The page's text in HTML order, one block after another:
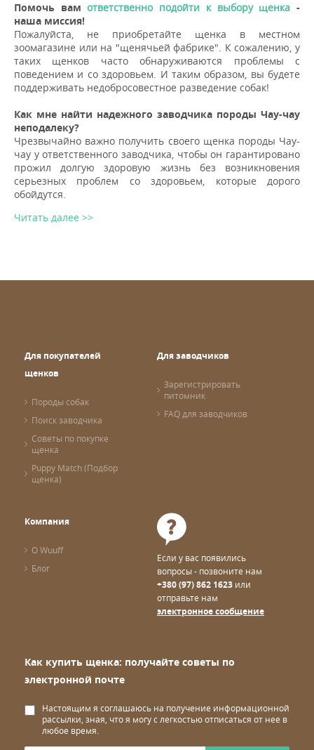
Помочь вамответственно подойти к выбору щенка -
наша миссия!
Пожалуйста, не приобретайте щенка в местном
зоомагазине или на "щенячьей фабрике". К сожалению, у
таких щенков часто обнаруживаются проблемы с
поведением и со здоровьем. И таким образом, вы будете
поддерживать недобросовестное разведение собак!
Как мне найти надежного заводчика породы Чау-чау
неподалеку?
Чрезвычайно важно получить своего щенка породы Чау-
чау у ответственного заводчика, чтобы он гарантировано
прожил долгую здоровую жизнь без возникновения
серьезных проблем со здоровьем, которые дорого
обойдутся.
Читать далее >>
Для покупателей
щенков
Породы собак
Поиск заводчика
Советы по покупке
щенка
Puppy Match (Подбор
щенка)
Для заводчиков
Зарегистрировать
питомник
FAQ для заводчиков
Компания
О Wuuff
Блог
Если у вас появились
вопросы - позвоните нам
+380 (97) 862 1623 или
отправьте нам
электронное сообщение
Как купить щенка: получайте советы по
электронной почте
Настоящим я соглашаюсь на получение информационной
рассылки, зная, что я могу с легкостью отписаться от нее в
любое время.